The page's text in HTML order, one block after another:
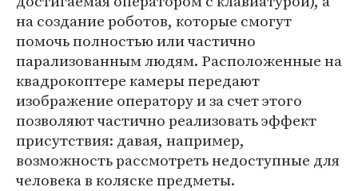
на создание роботов, которые смогут
помочь полностью или частично
парализованным людям. Расположенные на
квадрокоптере камеры передают
изображение оператору и за счет этого
позволяют частично реализовать эффект
присутствия: давая, например,
возможность рассмотреть недоступные для
человека в коляске предметы.